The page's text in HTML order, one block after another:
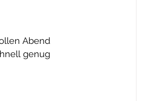
Abend
genug